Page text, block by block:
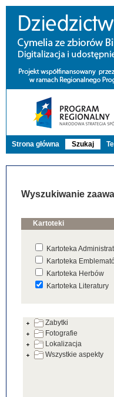
Strona główna Szukaj
Wyszukiwanie
Kartoteki
Kartoteka
Kartoteka
Kartoteka Herbów
Kartoteka Literatury
Kartoteka Warsztatów
Kartoteka Zabytków
Zabytki
Fotografie
Lokalizacja
Wszystkie aspekty